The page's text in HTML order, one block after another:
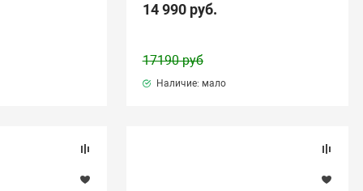
14 990 руб.
17190 руб
Наличие: мало